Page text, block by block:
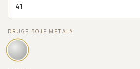
DRUGE BOJE METALA